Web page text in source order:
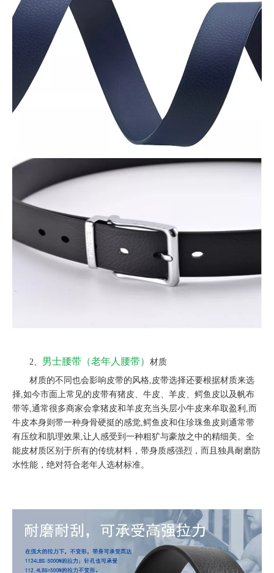
2、 男士腰带（老年人腰带） 材质
材质的不同也会影响皮带的风格,皮带选择还要根据材质来选
择,如今市面上常见的皮带有猪皮、牛皮、羊皮、鳄鱼皮以及帆布
带等,通常很多商家会拿猪皮和羊皮充当头层小牛皮来牟取盈利,而
牛皮本身则带一种身骨硬挺的感觉,鳄鱼皮和住珍珠鱼皮则通常带
有压纹和肌理效果,让人感受到一种粗犷与豪放之中的精细美。全
能皮材质区别于所有的传统材料，带身质感强烈，而且独具耐磨防
水性能，绝对符合老年人选材标准。